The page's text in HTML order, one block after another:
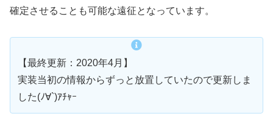
確定させることも可能な遠征となっています。
【最終更新：2020年4月】
実装当初の情報からずっと放置していたので更新しま
した(ﾉ∀`)ｱﾁｬｰ